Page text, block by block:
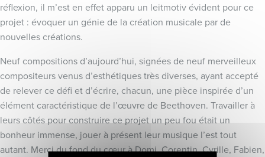
réflexion, il m’est en effet apparu un leitmotiv évident pour ce
projet : évoquer un génie de la création musicale par de
nouvelles créations.
Neuf compositions d’aujourd’hui, signées de neuf merveilleux
compositeurs venus d’esthétiques très diverses, ayant accepté
de relever ce défi et d’écrire, chacun, une pièce inspirée d’un
élément caractéristique de l’œuvre de Beethoven. Travailler à
leurs côtés pour construire ce projet un peu fou était un
bonheur immense, jouer à présent leur musique l’est tout
autant. Merci du fond du cœur à Domi, Corentin, Cyrille, Fabien,